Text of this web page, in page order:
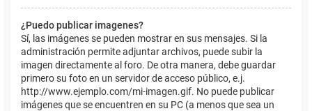
¿Puedo publicar imagenes?
Sí, las imágenes se pueden mostrar en sus mensajes. Si la
administración permite adjuntar archivos, puede subir la
imagen directamente al foro. De otra manera, debe guardar
primero su foto en un servidor de acceso público, e.j.
http://www.ejemplo.com/mi-imagen.gif. No puede publicar
imágenes que se encuentren en su PC (a menos que sea un